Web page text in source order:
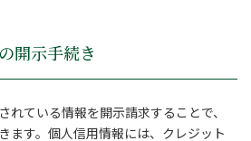
開示手続き
れている情報を開示請求することで、
ます。個人信用情報には、クレジット